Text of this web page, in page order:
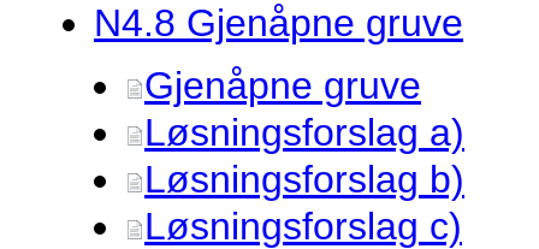
N4.8 Gjenåpne gruve
Gjenåpne gruve
Løsningsforslag a)
Løsningsforslag b)
Løsningsforslag c)